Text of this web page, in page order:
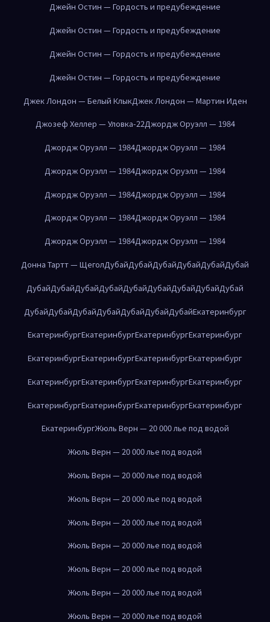
Джейн Остин — Гордость и предубеждение
Джейн Остин — Гордость и предубеждение
Джейн Остин — Гордость и предубеждение
Джейн Остин — Гордость и предубеждение
Джек Лондон — Белый КлыкДжек Лондон — Мартин Иден
Джозеф Хеллер — Уловка-22Джордж Оруэлл — 1984
Джордж Оруэлл — 1984Джордж Оруэлл — 1984
Джордж Оруэлл — 1984Джордж Оруэлл — 1984
Джордж Оруэлл — 1984Джордж Оруэлл — 1984
Джордж Оруэлл — 1984Джордж Оруэлл — 1984
Джордж Оруэлл — 1984Джордж Оруэлл — 1984
Донна Тартт — ЩеголДубайДубайДубайДубайДубайДубай
ДубайДубайДубайДубайДубайДубайДубайДубайДубай
ДубайДубайДубайДубайДубайДубайДубайЕкатеринбург
ЕкатеринбургЕкатеринбургЕкатеринбургЕкатеринбург
ЕкатеринбургЕкатеринбургЕкатеринбургЕкатеринбург
ЕкатеринбургЕкатеринбургЕкатеринбургЕкатеринбург
ЕкатеринбургЕкатеринбургЕкатеринбургЕкатеринбург
ЕкатеринбургЖюль Верн — 20 000 лье под водой
Жюль Верн — 20 000 лье под водой
Жюль Верн — 20 000 лье под водой
Жюль Верн — 20 000 лье под водой
Жюль Верн — 20 000 лье под водой
Жюль Верн — 20 000 лье под водой
Жюль Верн — 20 000 лье под водой
Жюль Верн — 20 000 лье под водой
Жюль Верн — 20 000 лье под водой